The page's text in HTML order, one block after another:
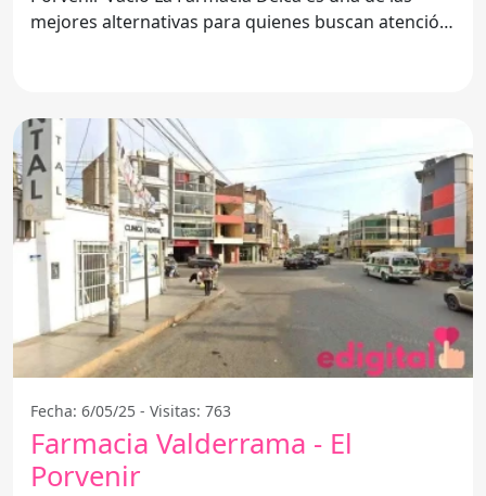
mejores alternativas para quienes buscan atención
Fecha: 6/05/25 - Visitas: 763
Farmacia Valderrama - El
Porvenir